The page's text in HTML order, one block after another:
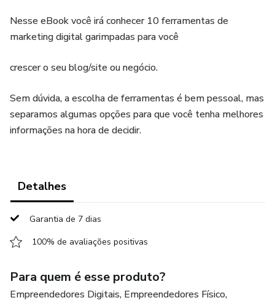
Nesse eBook você irá conhecer 10 ferramentas de
marketing digital garimpadas para você
crescer o seu blog/site ou negócio.
Sem dúvida, a escolha de ferramentas é bem pessoal, mas
separamos algumas opções para que você tenha melhores
informações na hora de decidir.
Detalhes
Garantia de 7 dias
100% de avaliações positivas
Para quem é esse produto?
Empreendedores Digitais, Empreendedores Físico,